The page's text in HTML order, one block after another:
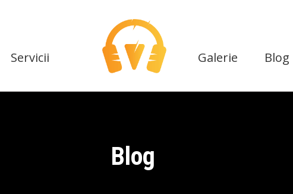
Servicii Galerie Blog
Blog